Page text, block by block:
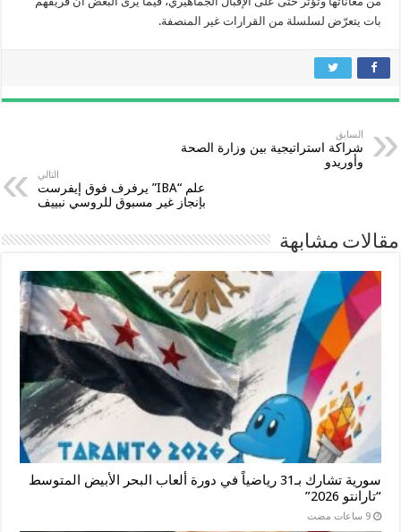
بات يتعرّض لسلسلة من القرارات غير المنصفة.
السابق
شراكة استراتيجية بين وزارة الصحة
وأوريدو
التالي
علم “IBA” يرفرف فوق إيفرست
بإنجاز غير مسبوق للروسي نبييف
مقالات مشابهة
سورية تشارك بـ31 رياضياً في دورة ألعاب البحر الأبيض المتوسط
“تارانتو 2026”
‏9 ساعات مضت